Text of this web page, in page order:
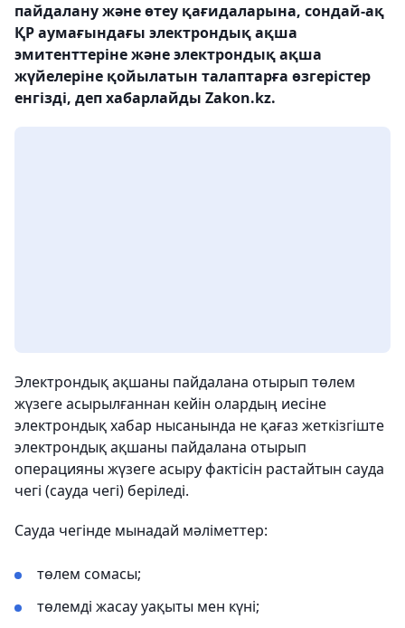
пайдалану және өтеу қағидаларына, сондай-ақ
ҚР аумағындағы электрондық ақша
эмитенттеріне және электрондық ақша
жүйелеріне қойылатын талаптарға өзгерістер
енгізді, деп хабарлайды Zakon.kz.
Электрондық ақшаны пайдалана отырып төлем
жүзеге асырылғаннан кейін олардың иесіне
электрондық хабар нысанында не қағаз жеткізгіште
электрондық ақшаны пайдалана отырып
операцияны жүзеге асыру фактісін растайтын сауда
чегі (сауда чегі) беріледі.
Сауда чегінде мынадай мәліметтер:
төлем сомасы;
төлемді жасау уақыты мен күні;